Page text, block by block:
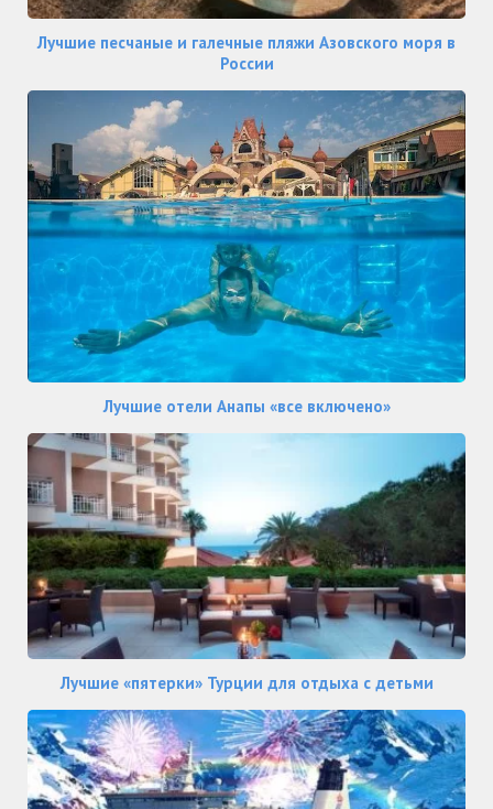
Лучшие песчаные и галечные пляжи Азовского моря в
России
Лучшие отели Анапы «все включено»
Лучшие «пятерки» Турции для отдыха с детьми